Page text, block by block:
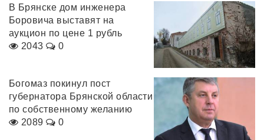
В Брянске дом инженера
Боровича выставят на
аукцион по цене 1 рубль
2043
0
Богомаз покинул пост
губернатора Брянской области
по собственному желанию
2089
0